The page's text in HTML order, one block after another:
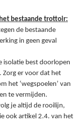
bestaande trottoir:
de bestaande
in geen geval
isolatie best doorlopen
er voor dat het
het ‘wegspoelen’ van
te vermijden.
je altijd de rooilijn,
ook artikel 2.4. van het